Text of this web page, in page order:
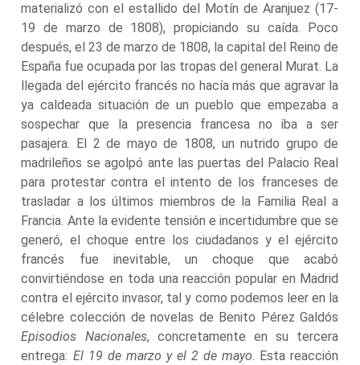
materializó con el estallido del Motín de Aranjuez (17-
19 de marzo de 1808), propiciando su caída. Poco
después, el 23 de marzo de 1808, la capital del Reino de
España fue ocupada por las tropas del general Murat. La
llegada del ejército francés no hacía más que agravar la
ya caldeada situación de un pueblo que empezaba a
sospechar que la presencia francesa no iba a ser
pasajera. El 2 de mayo de 1808, un nutrido grupo de
madrileños se agolpó ante las puertas del Palacio Real
para protestar contra el intento de los franceses de
trasladar a los últimos miembros de la Familia Real a
Francia. Ante la evidente tensión e incertidumbre que se
generó, el choque entre los ciudadanos y el ejército
francés fue inevitable, un choque que acabó
convirtiéndose en toda una reacción popular en Madrid
contra el ejército invasor, tal y como podemos leer en la
célebre colección de novelas de Benito Pérez Galdós
Episodios Nacionales, concretamente en su tercera
entrega: El 19 de marzo y el 2 de mayo. Esta reacción